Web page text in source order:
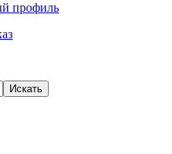
профиль
Искать